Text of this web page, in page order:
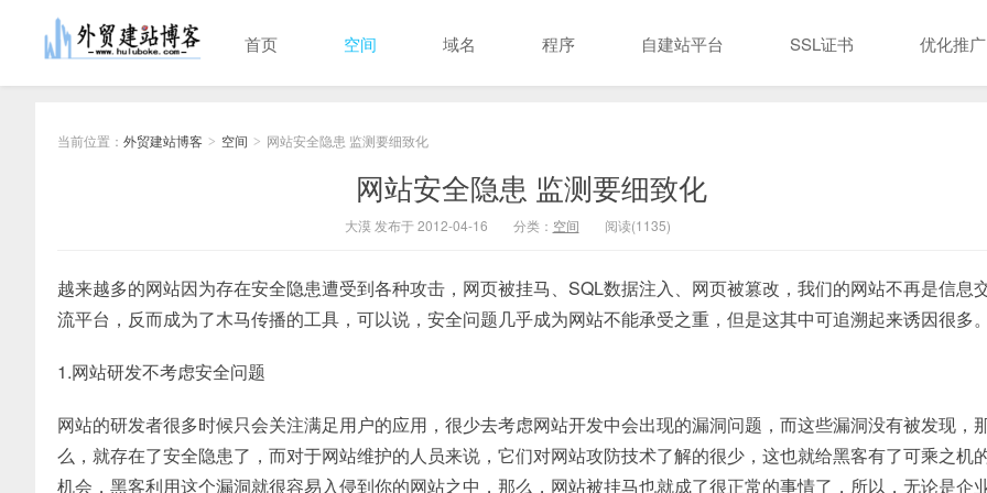
首页 空间 域名 程序 自建站平台 SSL证书 优化推广
当前位置： 外贸建站博客 > 空间 > 网站安全隐患 监测要细致化
网站安全隐患 监测要细致化
大漠 发布于 2012-04-16 分类： 空间 阅读(1135)
越来越多的网站因为存在安全隐患遭受到各种攻击，网页被挂马、SQL数据注入、网页被篡改，我们的网站不再是信息
流平台，反而成为了木马传播的工具，可以说，安全问题几乎成为网站不能承受之重，但是这其中可追溯起来诱因很多
1.网站研发不考虑安全问题
网站的研发者很多时候只会关注满足用户的应用，很少去考虑网站开发中会出现的漏洞问题，而这些漏洞没有被发现，
么，就存在了安全隐患了，而对于网站维护的人员来说，它们对网站攻防技术了解的很少，这也就给黑客有了可乘之机
机会，黑客利用这个漏洞就很容易入侵到你的网站之中，那么，网站被挂马也就成了很正常的事情了，所以，无论是企